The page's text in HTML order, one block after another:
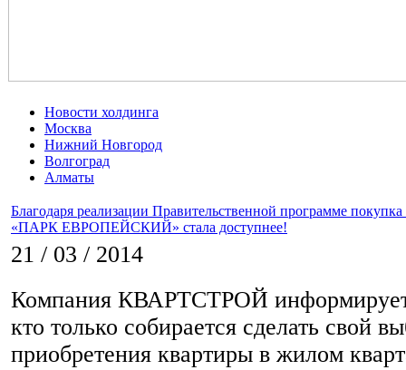
Новости холдинга
Москва
Нижний Новгород
Волгоград
Алматы
Благодаря реализации Правительственной программе
«ПАРК ЕВРОПЕЙСКИЙ» стала доступнее!
21 / 03 / 2014
Компания КВАРТСТРОЙ информирует
кто только собирается сделать свой
приобретения квартиры в жилом